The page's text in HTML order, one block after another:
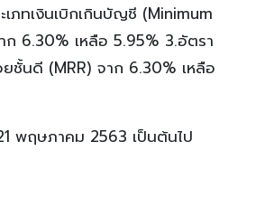
ภทเงินเบิกเกินบัญชี (Minimum
6.30% เหลือ 5.95% 3.อัตรา
ชั้นดี (MRR) จาก 6.30% เหลือ
พฤษภาคม 2563 เป็นต้นไป